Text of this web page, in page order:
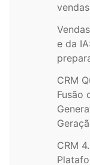
e da
CRM
Fusão
CRM